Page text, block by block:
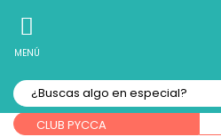
MENÚ
Forma de pago:
CLUB PYCCA